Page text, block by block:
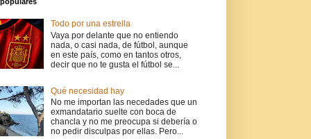
Todo por una estrella
Vaya por delante que no entiendo
nada, o casi nada, de fútbol, aunque
en este país, como en tantos otros,
decir que no te gusta el fútbol se...
Qué necesidad hay
No me importan las necedades que un
exmandatario suelte con boca de
chancla y no me preocupa si debería o
no pedir disculpas por ellas. Pero...